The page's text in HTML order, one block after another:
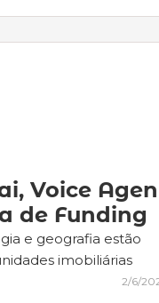
Voice
de Funding
e geografia estão
imobiliárias
2/6/